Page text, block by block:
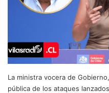
La ministra vocera de
pública de los ataques